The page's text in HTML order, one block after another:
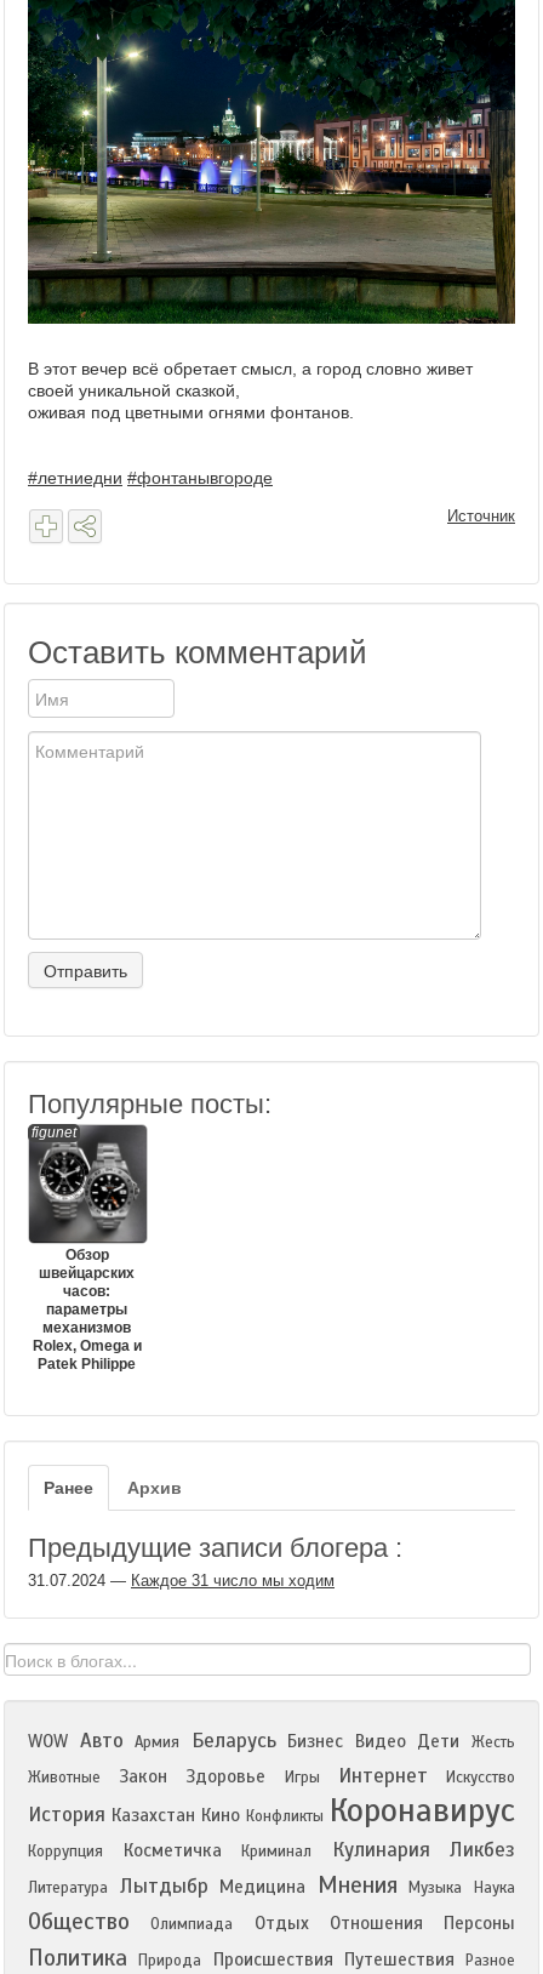
В этот вечер всё обретает смысл, а город словно живет
своей уникальной сказкой,
оживая под цветными огнями фонтанов.
#летниедни #фонтанывгороде
Источник
Оставить комментарий
Популярные посты:
figunet
Обзор
швейцарских
часов:
параметры
механизмов
Rolex, Omega и
Patek Philippe
Ранее Архив
Предыдущие записи блогера :
31.07.2024 — Каждое 31 число мы ходим
WOW Авто Армия Беларусь Бизнес Видео Дети
Жесть
Животные
Закон Здоровье Игры Интернет Искусство
История Казахстан Кино Конфликты Коронавирус
Коррупция Косметичка Криминал Кулинария Ликбез
Литература Лытдыбр Медицина Мнения Музыка Наука
Общество Олимпиада Отдых Отношения Персоны
Политика Природа Происшествия Путешествия Разное